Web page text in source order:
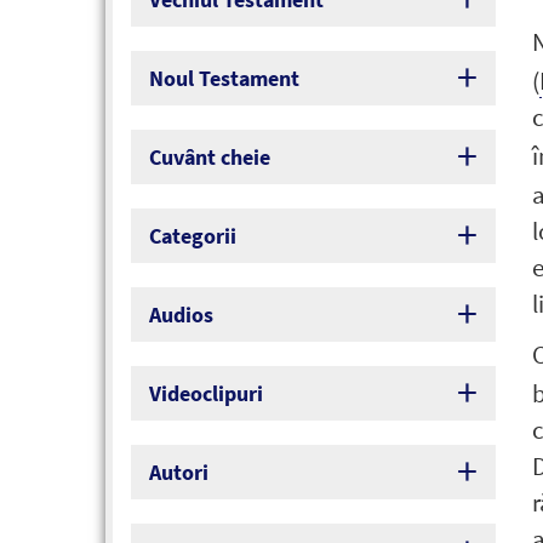
Noul Testament
Cuvânt cheie
Categorii
Audios
Videoclipuri
Autori
(